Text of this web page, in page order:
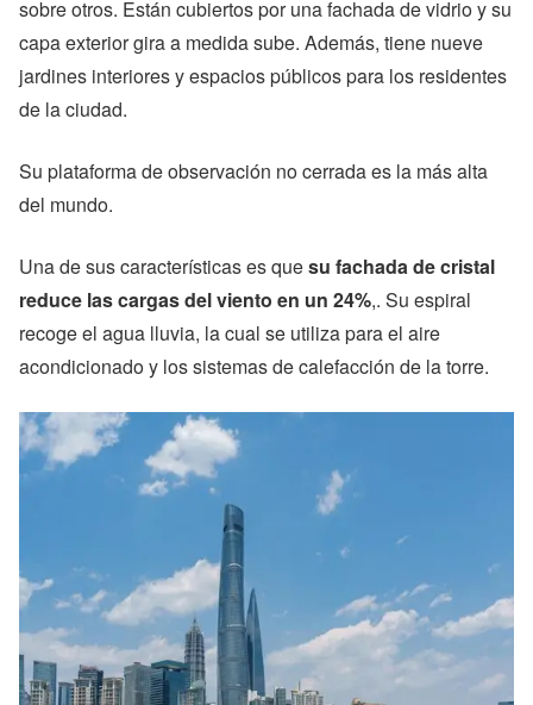
sobre otros. Están cubiertos por una fachada de vidrio y su
capa exterior gira a medida sube. Además, tiene nueve
jardines interiores y espacios públicos para los residentes
de la ciudad.
Su plataforma de observación no cerrada es la más alta
del mundo.
Una de sus características es quesu fachada de cristal
reduce las cargas del viento en un 24%,. Su espiral
recoge el agua lluvia, la cual se utiliza para el aire
acondicionado y los sistemas de calefacción de la torre.